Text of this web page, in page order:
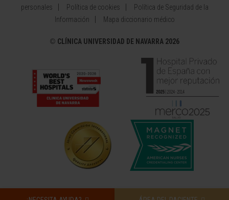
personales
Política de cookies
Política de Seguridad de la
Información
Mapa diccionario médico
© CLÍNICA UNIVERSIDAD DE NAVARRA 2026